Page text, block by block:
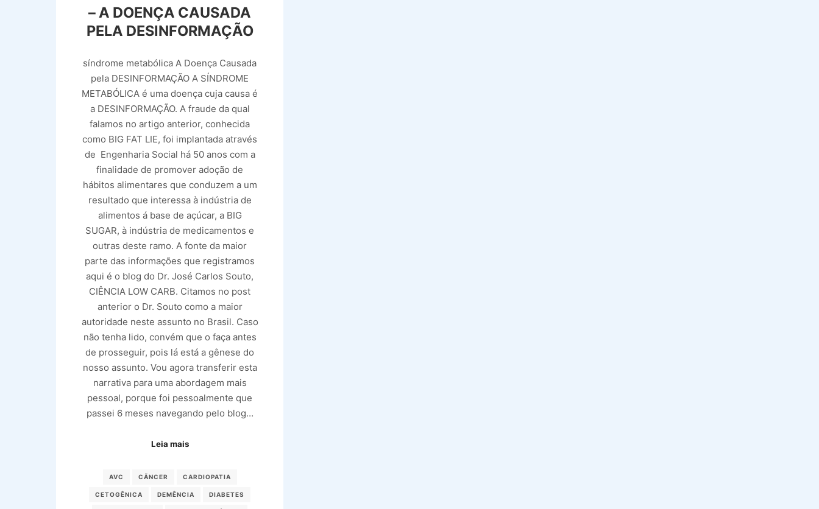
– A DOENÇA CAUSADA
PELA DESINFORMAÇÃO
síndrome metabólica A Doença Causada
pela DESINFORMAÇÃO A SÍNDROME
METABÓLICA é uma doença cuja causa é
a DESINFORMAÇÃO. A fraude da qual
falamos no artigo anterior, conhecida
como BIG FAT LIE, foi implantada através
de Engenharia Social há 50 anos com a
finalidade de promover adoção de
hábitos alimentares que conduzem a um
resultado que interessa à indústria de
alimentos á base de açúcar, a BIG
SUGAR, à indústria de medicamentos e
outras deste ramo. A fonte da maior
parte das informações que registramos
aqui é o blog do Dr. José Carlos Souto,
CIÊNCIA LOW CARB. Citamos no post
anterior o Dr. Souto como a maior
autoridade neste assunto no Brasil. Caso
não tenha lido, convém que o faça antes
de prosseguir, pois lá está a gênese do
nosso assunto. Vou agora transferir esta
narrativa para uma abordagem mais
pessoal, porque foi pessoalmente que
passei 6 meses navegando pelo blog…
Leia mais
AVC CÃNCER CARDIOPATIA
CETOGÊNICA DEMÊNCIA DIABETES